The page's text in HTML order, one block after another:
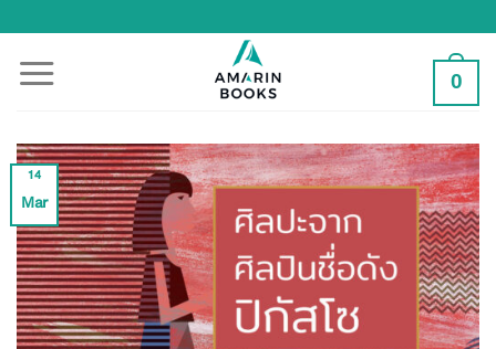
to
content
0
14
Mar